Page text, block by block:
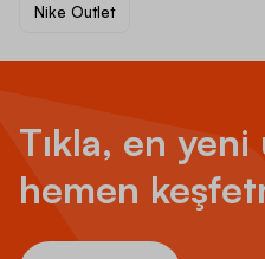
Nike Outlet
Tıkla, en
hemen